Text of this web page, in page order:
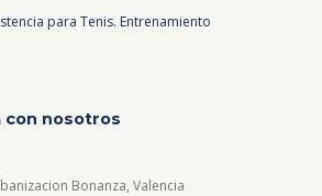
para Tenis. Entrenamiento
con nosotros
Bonanza, Valencia